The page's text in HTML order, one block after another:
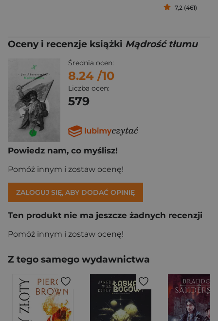
7,2 (461)
Oceny i recenzje książki Mądrość tłumu
Średnia ocen:
8.24 /10
Liczba ocen:
579
Powiedz nam, co myślisz!
Pomóż innym i zostaw ocenę!
ZALOGUJ SIĘ, ABY DODAĆ OPINIĘ
Ten produkt nie ma jeszcze żadnych recenzji
Pomóż innym i zostaw ocenę!
Z tego samego wydawnictwa